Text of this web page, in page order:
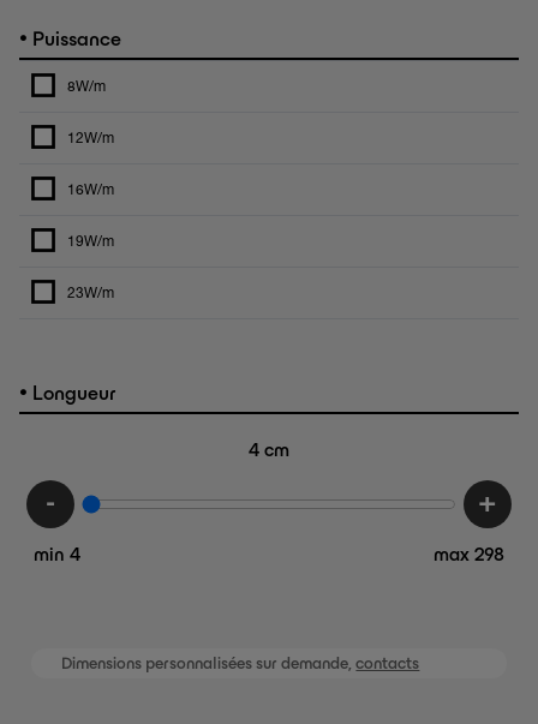
• Puissance
8W/m
12W/m
16W/m
19W/m
23W/m
• Longueur
4 cm
min 4 max 298
- +
Dimensions personnalisées sur demande,contacts